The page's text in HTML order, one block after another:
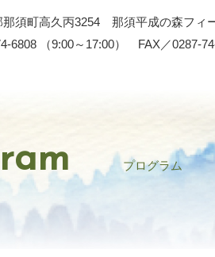
那須町高久丙3254 那須平成の森フィ
6808 （9:00～17:00） FAX／0287-
プログラム